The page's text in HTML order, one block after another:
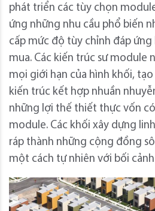
phát triển các tùy chọn
ứng những nhu cầu phổ biến
cấp mức độ tùy chỉnh đáp
mua. Các kiến ​​trúc sư module
mọi giới hạn của hình khối,
kiến ​​trúc kết hợp nhuần
những lợi thế thiết thực vốn
module. Các khối xây dựng
ráp thành những cộng đồng
một cách tự nhiên với bối